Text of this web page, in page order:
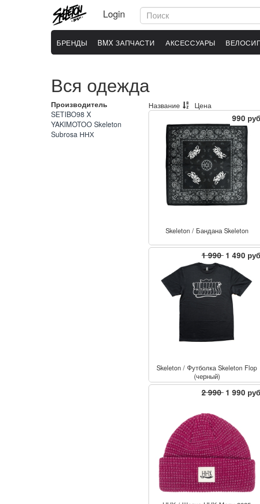
Login
БРЕНДЫ BMX ЗАПЧАСТИ АКСЕССУАРЫ
Вся одежда
Производитель
SETIBO98 X
YAKIMOTOO Skeleton
Subrosa ННХ
Название Цена
990
Skeleton/ Бандана Skeleton
1 9901 490
Skeleton /Футболка Skeleton Flop
(черный)
2 9901 990